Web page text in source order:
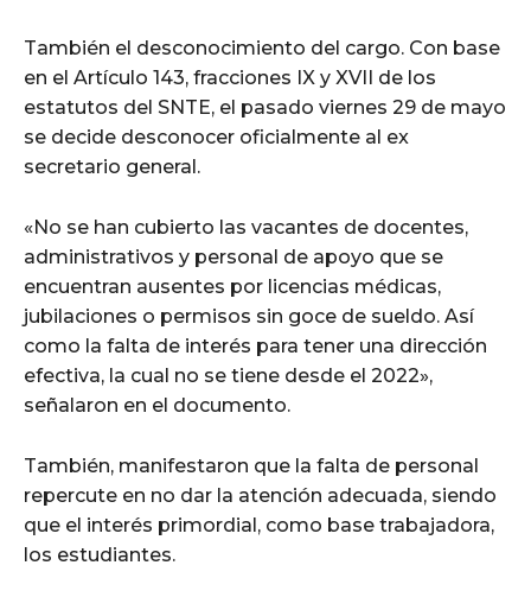
También el desconocimiento del cargo. Con base
en el Artículo 143, fracciones IX y XVII de los
estatutos del SNTE, el pasado viernes 29 de mayo
se decide desconocer oficialmente al ex
secretario general.
«No se han cubierto las vacantes de docentes,
administrativos y personal de apoyo que se
encuentran ausentes por licencias médicas,
jubilaciones o permisos sin goce de sueldo. Así
como la falta de interés para tener una dirección
efectiva, la cual no se tiene desde el 2022»,
señalaron en el documento.
También, manifestaron que la falta de personal
repercute en no dar la atención adecuada, siendo
que el interés primordial, como base trabajadora,
los estudiantes.